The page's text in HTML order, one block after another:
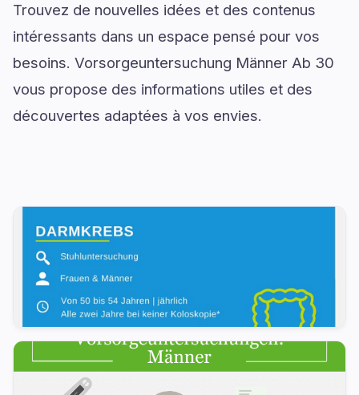
Trouvez de nouvelles idées et des contenus
intéressants dans un espace pensé pour vos
besoins. Vorsorgeuntersuchung Männer Ab 30
vous propose des informations utiles et des
découvertes adaptées à vos envies.